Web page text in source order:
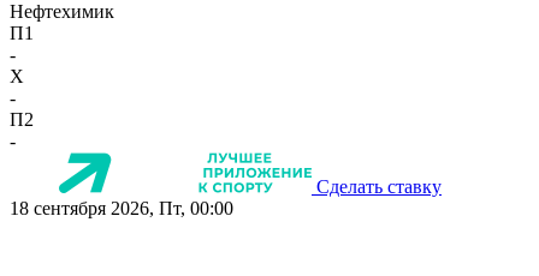
Нефтехимик
П1
-
X
-
П2
-
Сделать ставку
18 сентября 2026, Пт, 00:00